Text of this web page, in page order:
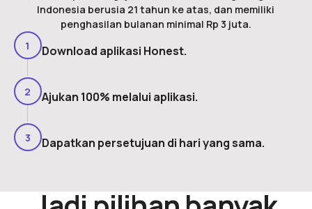
Indonesia berusia 21 tahun ke atas, dan memiliki
penghasilan bulanan minimal Rp 3 juta.
1
Download aplikasi Honest.
2 Ajukan 100% melalui aplikasi.
3 Dapatkan persetujuan di hari yang sama.